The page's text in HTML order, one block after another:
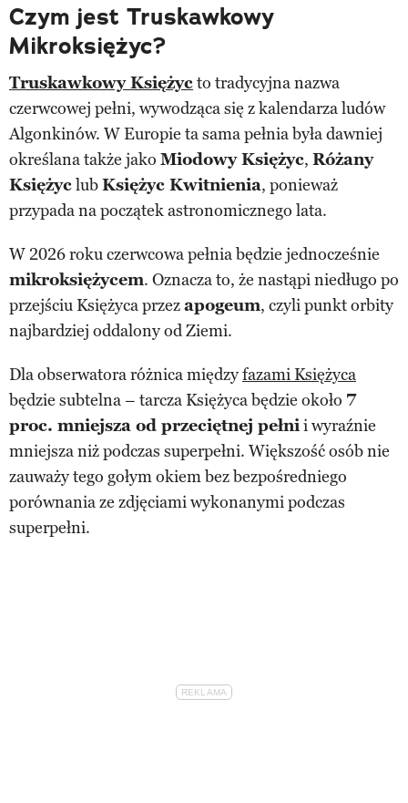
Czym jest Truskawkowy
Mikroksiężyc?
Truskawkowy Księżycto tradycyjna nazwa
czerwcowej pełni, wywodząca się z kalendarza ludów
Algonkinów. W Europie ta sama pełnia była dawniej
określana także jako Miodowy Księżyc, Różany
KsiężyclubKsiężyc Kwitnienia, ponieważ
przypada na początek astronomicznego lata.
W 2026 roku czerwcowa pełnia będzie jednocześnie
mikroksiężycem. Oznacza to, że nastąpi niedługo po
przejściu Księżyca przezapogeum, czyli punkt orbity
najbardziej oddalony od Ziemi.
Dla obserwatora różnica międzyfazami Księżyca
będzie subtelna – tarcza Księżyca będzie około 7
proc. mniejsza od przeciętnej pełnii wyraźnie
mniejsza niż podczas superpełni. Większość osób nie
zauważy tego gołym okiem bez bezpośredniego
porównania ze zdjęciami wykonanymi podczas
superpełni.